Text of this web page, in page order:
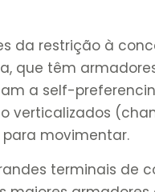
da restrição à
que têm
a self-
verticalizados
movimentar.
terminais de